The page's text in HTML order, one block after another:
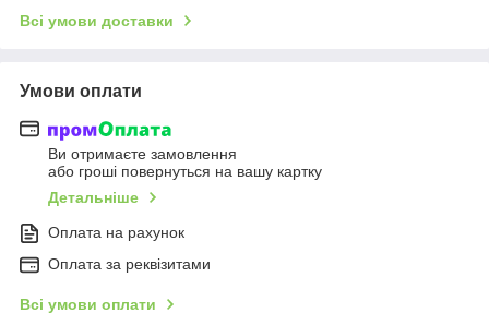
Всі умови доставки
Умови оплати
Ви отримаєте замовлення
або гроші повернуться на вашу картку
Детальніше
Оплата на рахунок
Оплата за реквізитами
Всі умови оплати